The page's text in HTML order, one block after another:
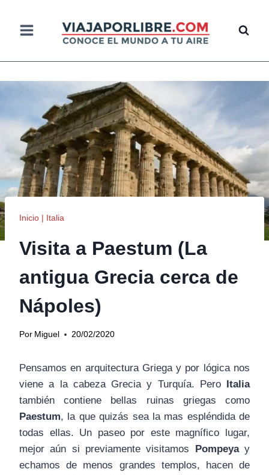
contenido
Inicio | Italia
Visita a Paestum (La
antigua Grecia cerca de
Nápoles)
Por Miguel 20/02/2020
Pensamos en arquitectura Griega y por lógica nos
viene a la cabeza Grecia y Turquía. Pero
Italia
también contiene bellas ruinas griegas como
Paestum, la que quizás sea la mas espléndida de
todas ellas. Un paseo por este magnífico lugar,
mejor aún si previamente visitamos
Pompeyay
echamos de menos grandes templos, hacen de